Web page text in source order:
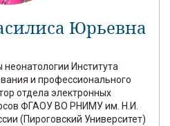
Юрьевна
Института
и профессионального
отдела электронных
ФГАОУ ВО РНИМУ им. Н.И.
(Пироговский Университет)